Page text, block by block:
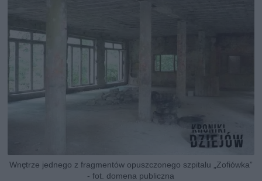
Wnętrze jednego z fragmentów opuszczonego szpitalu „Zofiówka”
- fot. domena publiczna